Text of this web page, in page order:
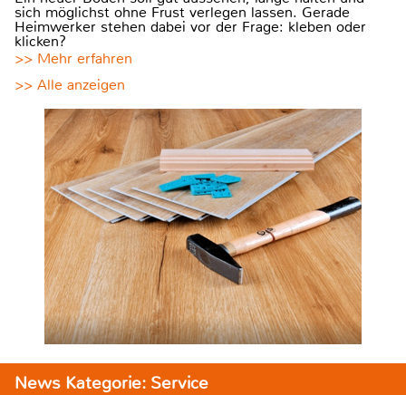
sich möglichst ohne Frust verlegen lassen. Gerade
Heimwerker stehen dabei vor der Frage: kleben oder
klicken?
>> Mehr erfahren
>> Alle anzeigen
News Kategorie: Service